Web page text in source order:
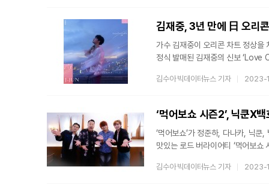
브로드웨이 무대를 연상시키는
김재중, 3년 만에 日 오리
가수 김재중이 오리콘 차트 정상을 차지했다. 일본 오리콘이 발표한 최신 차트에 따
정식 발매된 김재중의 신보 ‘Love
차트’(2023.10.31), 아이튠즈 ‘데
앨범 시리즈로 'Love Covers I'은
김수아 빅데이터뉴스 기자 2023-
‘먹어보쇼 시즌2’, 닉쿤X
‘먹어보쇼’가 정준하, 다나카, 닉쿤, 백호와 함께
맛있는 로드 버라이어티 ‘먹어보
소문난 맛집을 스타들이 직접 찾아
김수아 빅데이터뉴스 기자 2023-